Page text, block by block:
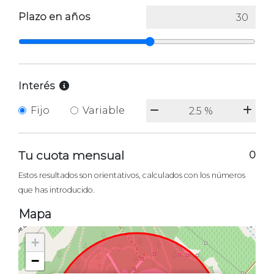
Plazo en años
Interés
Fijo Variable
Tu cuota mensual 0
Estos resultados son orientativos, calculados con los números
que has introducido.
Mapa
+
−